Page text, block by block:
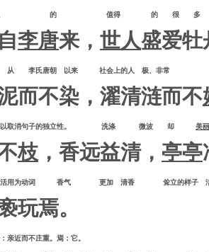
上 的 值得 的 很 多
李唐来， 世人盛爱牡
朝 以来 社会上的人 极、非
而不染，濯清涟而不
之间以取消句子的独立性。 洗涤 微波 却 美
枝 ，香远益清， 亭亭
活用为动词 香气 更加 清香 耸立的样子 洁
玩焉。
不庄重。焉：它。